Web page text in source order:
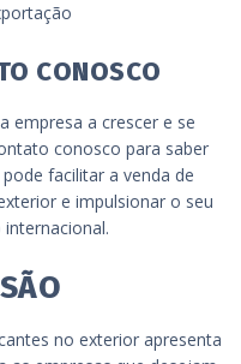
CONOSCO
empresa a crescer e se
conosco para saber
facilitar a venda de
e impulsionar o seu
no exterior apresenta